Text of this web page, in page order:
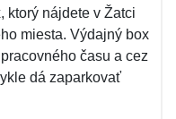
ktorý nájdete v Žatci
miesta. Výdajný box
času a cez
dá zaparkovať